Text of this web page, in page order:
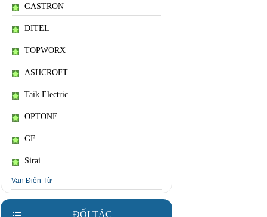
GASTRON
DITEL
TOPWORX
ASHCROFT
Taik Electric
OPTONE
GF
Sirai
Van Điện Từ
ĐỐI TÁC